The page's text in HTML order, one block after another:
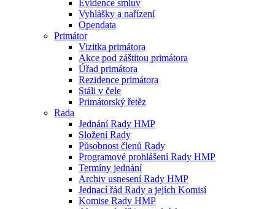
Evidence smluv
Vyhlášky a nařízení
Opendata
Primátor
Vizitka primátora
Akce pod záštitou primátora
Úřad primátora
Rezidence primátora
Stáli v čele
Primátorský řetěz
Rada
Jednání Rady HMP
Složení Rady
Působnost členů Rady
Programové prohlášení Rady HMP
Termíny jednání
Archiv usnesení Rady HMP
Jednací řád Rady a jejích Komisí
Komise Rady HMP